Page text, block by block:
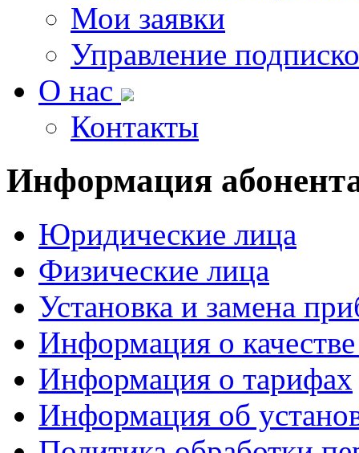
Мои заявки
Управление
О нас
Контакты
Информация
Юридические лица
Физические лица
Установка и замена
Информация о
Информация о тарифах
Информация об